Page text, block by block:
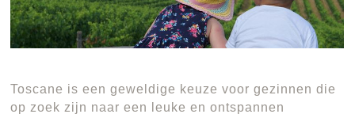
Toscane is een geweldige keuze voor gezinnen die
op zoek zijn naar een leuke en ontspannen